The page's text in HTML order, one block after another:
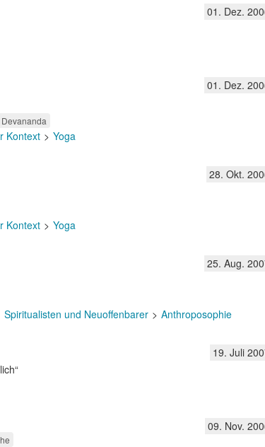
01. Dez.
01. Dez.
Kontext Yoga
28. Okt.
Kontext Yoga
25. Aug.
Spiritualisten und Neuoffenbarer Anthroposophie
19. Juli
09. Nov.